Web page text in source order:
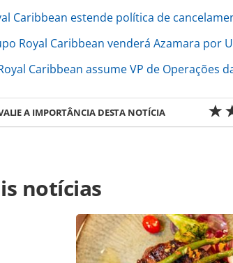
Caribbean estende política de
Royal Caribbean venderá Azamara por
Caribbean assume VP de Operações
A IMPORTÂNCIA DESTA NOTÍCIA
mercado/cruzeiros/
seja-vacinada_179660.html ou as
produzido pela PANROTAS Editora é
Não reproduza o conteúdo sem
notícias